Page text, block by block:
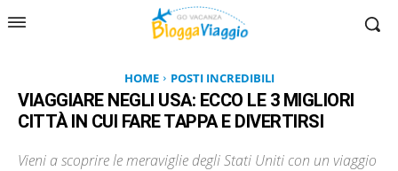
HOME POSTI INCREDIBILI
VIAGGIARE NEGLI USA: ECCO LE 3 MIGLIORI
CITTÀ IN CUI FARE TAPPA E DIVERTIRSI
Vieni a scoprire le meraviglie degli Stati Uniti con un viaggio